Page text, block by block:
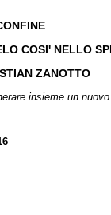
COSI' NELLO
ZANOTTO
insieme un